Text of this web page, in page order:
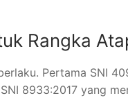
Rangka
Pertama SNI
8933:2017 yang